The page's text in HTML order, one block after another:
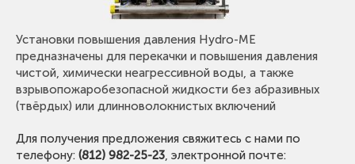
Установки повышения давления Hydro-ME
предназначены для перекачки и повышения давления
чистой, химически неагрессивной воды, а также
взрывопожаробезопасной жидкости без абразивных
(твёрдых) или длинноволокнистых включений
Для получения предложения свяжитесь с нами по
телефону: (812) 982-25-23, электронной почте: